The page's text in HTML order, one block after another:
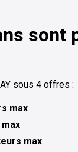
sont
sous 4 offres :
max
max